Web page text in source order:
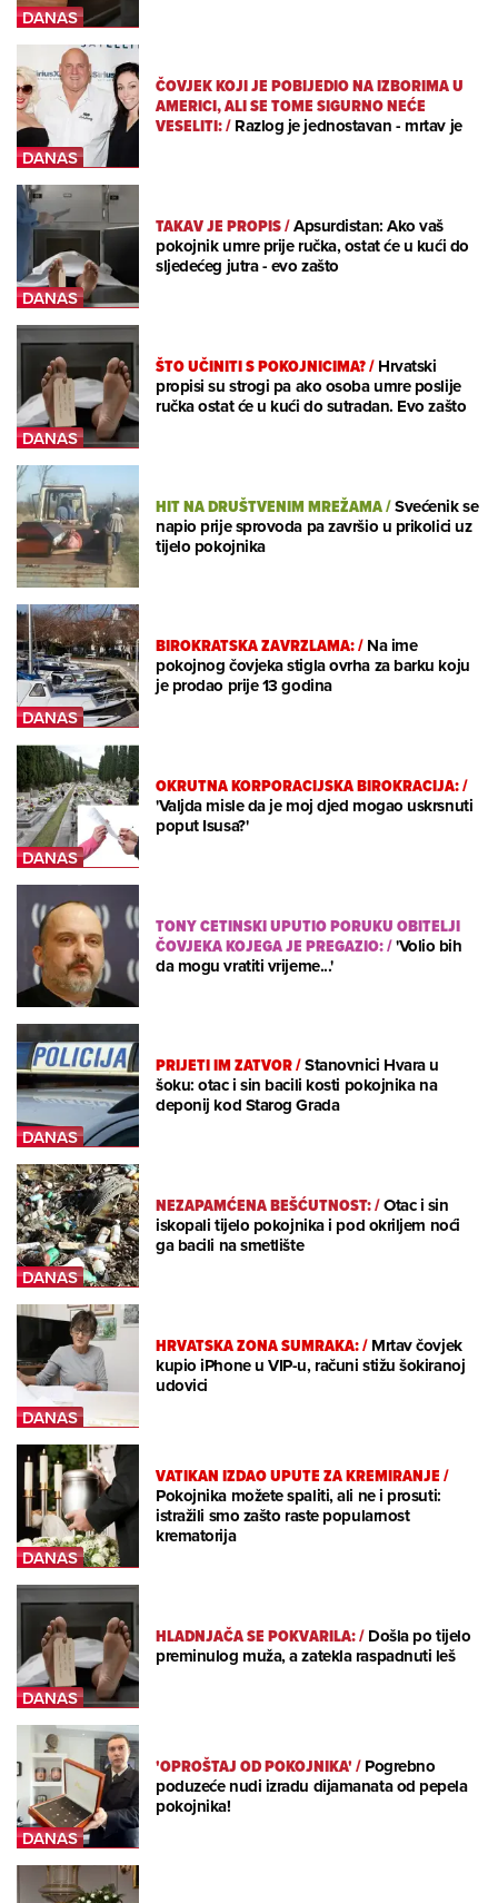
ČOVJEK KOJI JE POBIJEDIO NA IZBORIMA U
AMERICI, ALI SE TOME SIGURNO NEĆE
VESELITI:/Razlog je jednostavan - mrtav je
TAKAV JE PROPIS/Apsurdistan: Ako vaš
pokojnik umre prije ručka, ostat će u kući do
sljedećeg jutra - evo zašto
ŠTO UČINITI S POKOJNICIMA?/Hrvatski
propisi su strogi pa ako osoba umre poslije
ručka ostat će u kući do sutradan. Evo zašto
HIT NA DRUŠTVENIM MREŽAMA/Svećenik se
napio prije sprovoda pa završio u prikolici uz
tijelo pokojnika
BIROKRATSKA ZAVRZLAMA:/Na ime
pokojnog čovjeka stigla ovrha za barku koju
je prodao prije 13 godina
OKRUTNA KORPORACIJSKA BIROKRACIJA:/
'Valjda misle da je moj djed mogao uskrsnuti
poput Isusa?'
TONY CETINSKI UPUTIO PORUKU OBITELJI
ČOVJEKA KOJEGA JE PREGAZIO:/'Volio bih
da mogu vratiti vrijeme...'
PRIJETI IM ZATVOR/Stanovnici Hvara u
šoku: otac i sin bacili kosti pokojnika na
deponij kod Starog Grada
NEZAPAMĆENA BEŠĆUTNOST:/Otac i sin
iskopali tijelo pokojnika i pod okriljem noći
ga bacili na smetlište
HRVATSKA ZONA SUMRAKA:/Mrtav čovjek
kupio iPhone u VIP-u, računi stižu šokiranoj
udovici
VATIKAN IZDAO UPUTE ZA KREMIRANJE/
Pokojnika možete spaliti, ali ne i prosuti:
istražili smo zašto raste popularnost
krematorija
HLADNJAČA SE POKVARILA:/Došla po tijelo
preminulog muža, a zatekla raspadnuti leš
'OPROŠTAJ OD POKOJNIKA'/Pogrebno
poduzeće nudi izradu dijamanata od pepela
pokojnika!